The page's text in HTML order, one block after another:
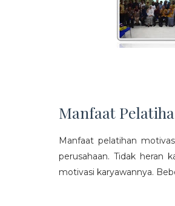
Manfaat
Manfaat pelatihan
perusahaan. Tidak heran
motivasi karyawannya.